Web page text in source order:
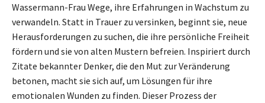
Wassermann-Frau Wege, ihre Erfahrungen in Wachstum zu
verwandeln. Statt in Trauer zu versinken, beginnt sie, neue
Herausforderungen zu suchen, die ihre persönliche Freiheit
fördern und sie von alten Mustern befreien. Inspiriert durch
Zitate bekannter Denker, die den Mut zur Veränderung
betonen, macht sie sich auf, um Lösungen für ihre
emotionalen Wunden zu finden. Dieser Prozess der